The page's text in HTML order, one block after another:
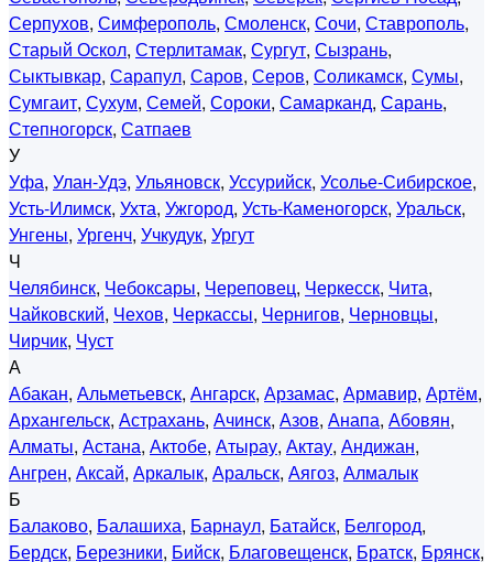
Серпухов, Симферополь, Смоленск, Сочи, Ставрополь,
Старый Оскол, Стерлитамак, Сургут, Сызрань,
Сыктывкар, Сарапул, Саров, Серов, Соликамск, Сумы,
Сумгаит, Сухум, Семей, Сороки, Самарканд, Сарань,
Степногорск, Сатпаев
У
Уфа, Улан-Удэ, Ульяновск, Уссурийск, Усолье-Сибирское,
Усть-Илимск, Ухта, Ужгород, Усть-Каменогорск, Уральск,
Унгены, Ургенч, Учкудук, Ургут
Ч
Челябинск, Чебоксары, Череповец, Черкесск, Чита,
Чайковский, Чехов, Черкассы, Чернигов, Черновцы,
Чирчик, Чуст
А
Абакан, Альметьевск, Ангарск, Арзамас, Армавир, Артём,
Архангельск, Астрахань, Ачинск, Азов, Анапа, Абовян,
Алматы, Астана, Актобе, Атырау, Актау, Андижан,
Ангрен, Аксай, Аркалык, Аральск, Аягоз, Алмалык
Б
Балаково, Балашиха, Барнаул, Батайск, Белгород,
Бердск, Березники, Бийск, Благовещенск, Братск, Брянск,